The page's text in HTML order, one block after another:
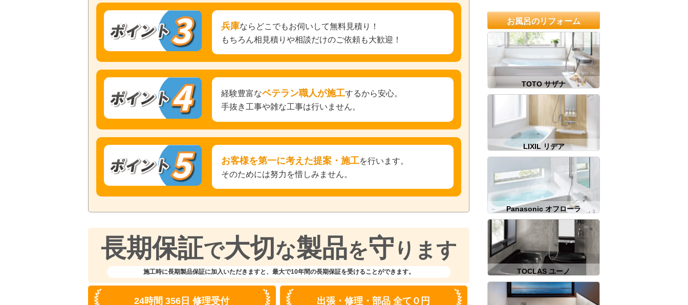
兵庫ならどこでもお伺いして無料見積り！
もちろん相見積りや相談だけのご依頼も大歓迎！
経験豊富なベテラン職人が施工するから安心。
手抜き工事や雑な工事は行いません。
お客様を第一に考えた提案・施工を行います。
そのためには努力を惜しみません。
長期保証で大切 な製品を守 ります
施工時に長期製品保証に加入いただきますと、 最大で10年間の長期保証を受けることができます。
24時間 356日 修理受付 出張・修理・部品 全て０円
お風呂のリフォーム
TOTO サザナ
LIXIL リデア
Panasonic オフローラ
TOCLAS ユーノ